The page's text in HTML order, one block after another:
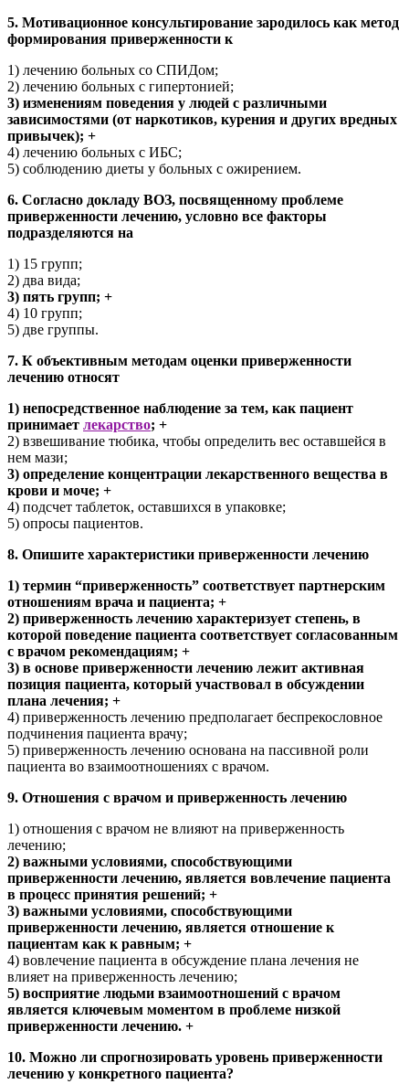
5. Мотивационное консультирование зародилось как метод
формирования приверженности к
1) лечению больных со СПИДом;
2) лечению больных с гипертонией;
3) изменениям поведения у людей с различными
зависимостями (от наркотиков, курения и других вредных
привычек); +
4) лечению больных с ИБС;
5) соблюдению диеты у больных с ожирением.
6. Согласно докладу ВОЗ, посвященному проблеме
приверженности лечению, условно все факторы
подразделяются на
1) 15 групп;
2) два вида;
3) пять групп; +
4) 10 групп;
5) две группы.
7. К объективным методам оценки приверженности
лечению относят
1) непосредственное наблюдение за тем, как пациент
принимает лекарство; +
2) взвешивание тюбика, чтобы определить вес оставшейся в
нем мази;
3) определение концентрации лекарственного вещества в
крови и моче; +
4) подсчет таблеток, оставшихся в упаковке;
5) опросы пациентов.
8. Опишите характеристики приверженности лечению
1) термин “приверженность” соответствует партнерским
отношениям врача и пациента; +
2) приверженность лечению характеризует степень, в
которой поведение пациента соответствует согласованным
с врачом рекомендациям; +
3) в основе приверженности лечению лежит активная
позиция пациента, который участвовал в обсуждении
плана лечения; +
4) приверженность лечению предполагает беспрекословное
подчинения пациента врачу;
5) приверженность лечению основана на пассивной роли
пациента во взаимоотношениях с врачом.
9. Отношения с врачом и приверженность лечению
1) отношения с врачом не влияют на приверженность
лечению;
2) важными условиями, способствующими
приверженности лечению, является вовлечение пациента
в процесс принятия решений; +
3) важными условиями, способствующими
приверженности лечению, является отношение к
пациентам как к равным; +
4) вовлечение пациента в обсуждение плана лечения не
влияет на приверженность лечению;
5) восприятие людьми взаимоотношений с врачом
является ключевым моментом в проблеме низкой
приверженности лечению. +
10. Можно ли спрогнозировать уровень приверженности
лечению у конкретного пациента?